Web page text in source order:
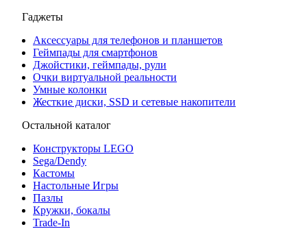
Гаджеты
Аксессуары для телефонов и планшетов
Геймпады для смартфонов
Джойстики, геймпады, рули
Очки виртуальной реальности
Умные колонки
Жесткие диски, SSD и сетевые накопители
Остальной каталог
Конструкторы LEGO
Sega/Dendy
Кастомы
Настольные Игры
Пазлы
Кружки, бокалы
Trade-In